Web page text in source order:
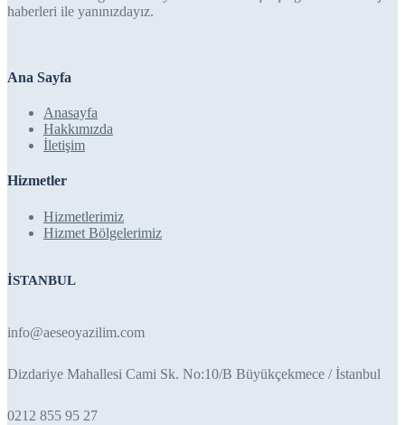
haberleri ile yanınızdayız.
Ana Sayfa
Anasayfa
Hakkımızda
İletişim
Hizmetler
Hizmetlerimiz
Hizmet Bölgelerimiz
İSTANBUL
info@aeseoyazilim.com
Dizdariye Mahallesi Cami Sk. No:10/B Büyükçekmece / İstanbul
0212 855 95 27